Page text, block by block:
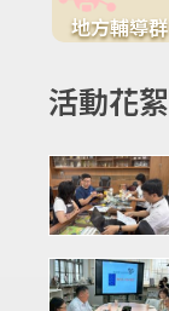
地方輔導群
活動花絮